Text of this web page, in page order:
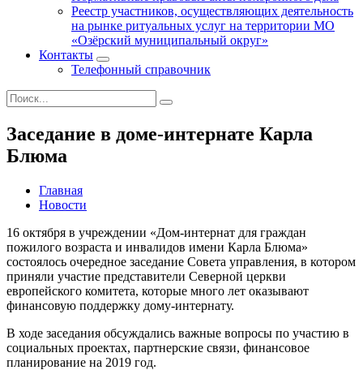
Реестр участников, осуществляющих деятельность
на рынке ритуальных услуг на территории МО
«Озёрский муниципальный округ»
Контакты
Телефонный справочник
Заседание в доме-интернате Карла
Блюма
Главная
Новости
16 октября в учреждении «Дом-интернат для граждан
пожилого возраста и инвалидов имени Карла Блюма»
состоялось очередное заседание Совета управления, в котором
приняли участие представители Северной церкви
европейского комитета, которые много лет оказывают
финансовую поддержку дому-интернату.
В ходе заседания обсуждались важные вопросы по участию в
социальных проектах, партнерские связи, финансовое
планирование на 2019 год.